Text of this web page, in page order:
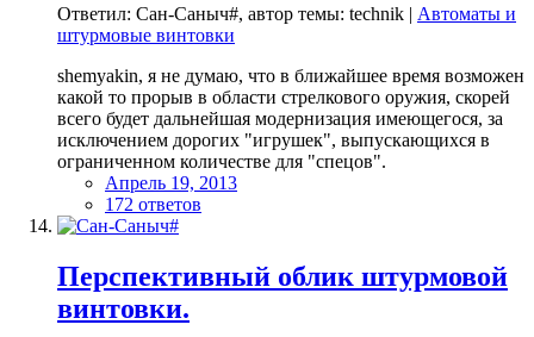
Ответил: Сан-Саныч#, автор темы: technik | Автоматы и
штурмовые винтовки
shemyakin, я не думаю, что в ближайшее время возможен
какой то прорыв в области стрелкового оружия, скорей
всего будет дальнейшая модернизация имеющегося, за
исключением дорогих "игрушек", выпускающихся в
ограниченном количестве для "спецов".
Апрель 19, 2013
172 ответов
Перспективный облик штурмовой
винтовки.